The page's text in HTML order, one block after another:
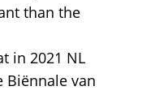
than the
in 2021 NL
Biënnale van